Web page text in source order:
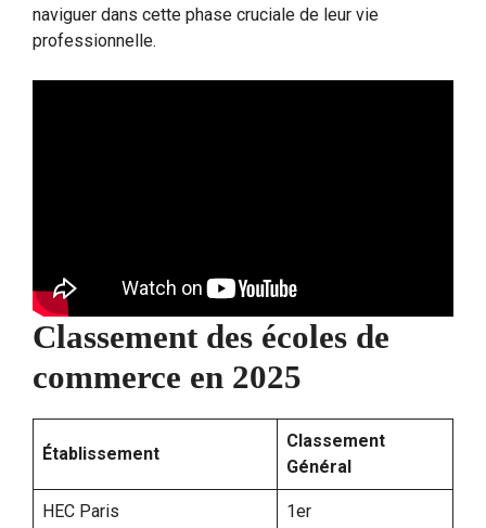
naviguer dans cette phase cruciale de leur vie
professionnelle.
Classement des écoles de
commerce en 2025
Établissement
Classement
Général
HEC Paris 1er